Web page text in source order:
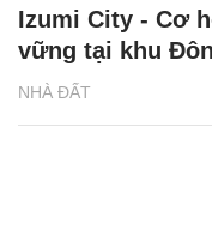
NHÀ ĐẤT
Izumi City - Cơ
vững tại khu